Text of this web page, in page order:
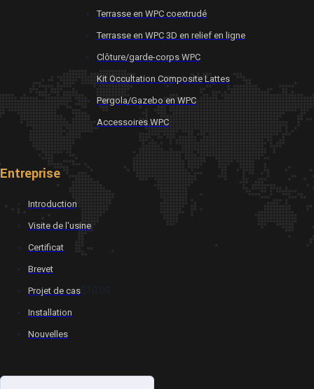
Terrasse en WPC coextrudé
Terrasse en WPC 3D en relief en ligne
Clôture/garde-corps WPC
Kit Occultation Composite Lattes
Pergola/Gazebo en WPC
Accessoires WPC
Entreprise
Introduction
Visite de l'usine
Certificat
Brevet
Projet de cas$10.00
Installation
Nouvelles